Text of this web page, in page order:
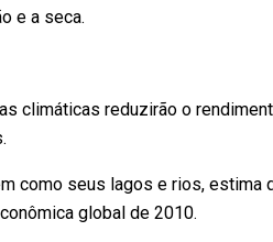
e a seca.
climáticas reduzirão o
como seus lagos e rios, estima
global de 2010.